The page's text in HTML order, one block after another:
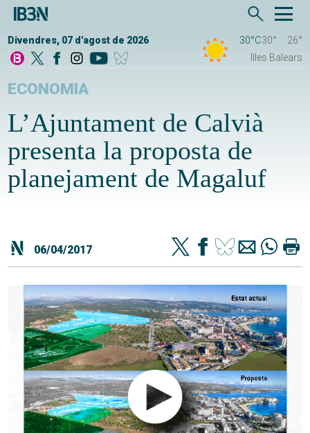
Divendres, 07 d'agost de 2026 30°C30°
26°
Illes Balears
ECONOMIA
L’Ajuntament de Calvià
presenta la proposta de
planejament de Magaluf
06/04/2017